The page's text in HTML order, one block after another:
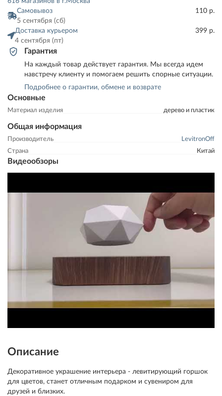
Основные
Материал изделия дерево и пластик
Общая информация
Производитель
LevitronOff
Страна
Китай
Видеообзоры
Самовывоз
5 сентября (сб)
110 р.
Доставка курьером
4 сентября (пт)
399 р.
Гарантия
На каждый товар действует гарантия. Мы всегда идем
навстречу клиенту и помогаем решить спорные ситуации.
Подробнее о гарантии, обмене и возврате
Описание
Декоративное украшение интерьера - левитирующий горшок
для цветов, станет отличным подарком и сувениром для
друзей и близких.